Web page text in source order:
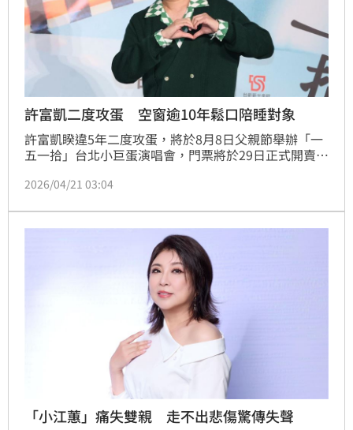
許富凱二度攻蛋 空窗逾10年鬆口陪睡對象
許富凱睽違5年二度攻蛋，將於8月8日父親節舉辦「一
五一拾」台北小巨蛋演唱會，門票將於29日正式開賣。
下午開唱的原因，他表示：「每次演唱會煎熬就是選歌
在一個很完美很剛好的時間點結束，必須要考量人體的
感知臨界點的極限。」
2026/04/21 03:04
「小江蕙」痛失雙親 走不出悲傷驚傳失聲